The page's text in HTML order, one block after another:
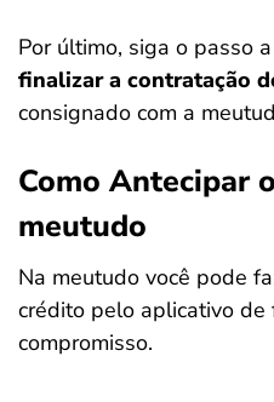
Por último, siga o passo
finalizar a contratação
consignado com a
Como Antecipar
meutudo
Na meutudo você pode
crédito pelo aplicativo
compromisso.